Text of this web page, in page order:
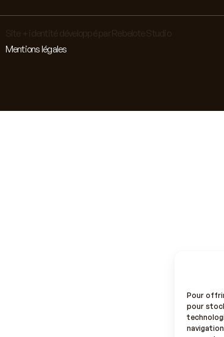
Pour
pour
Site + identité développé par Rebelote Studio
Mentions légales